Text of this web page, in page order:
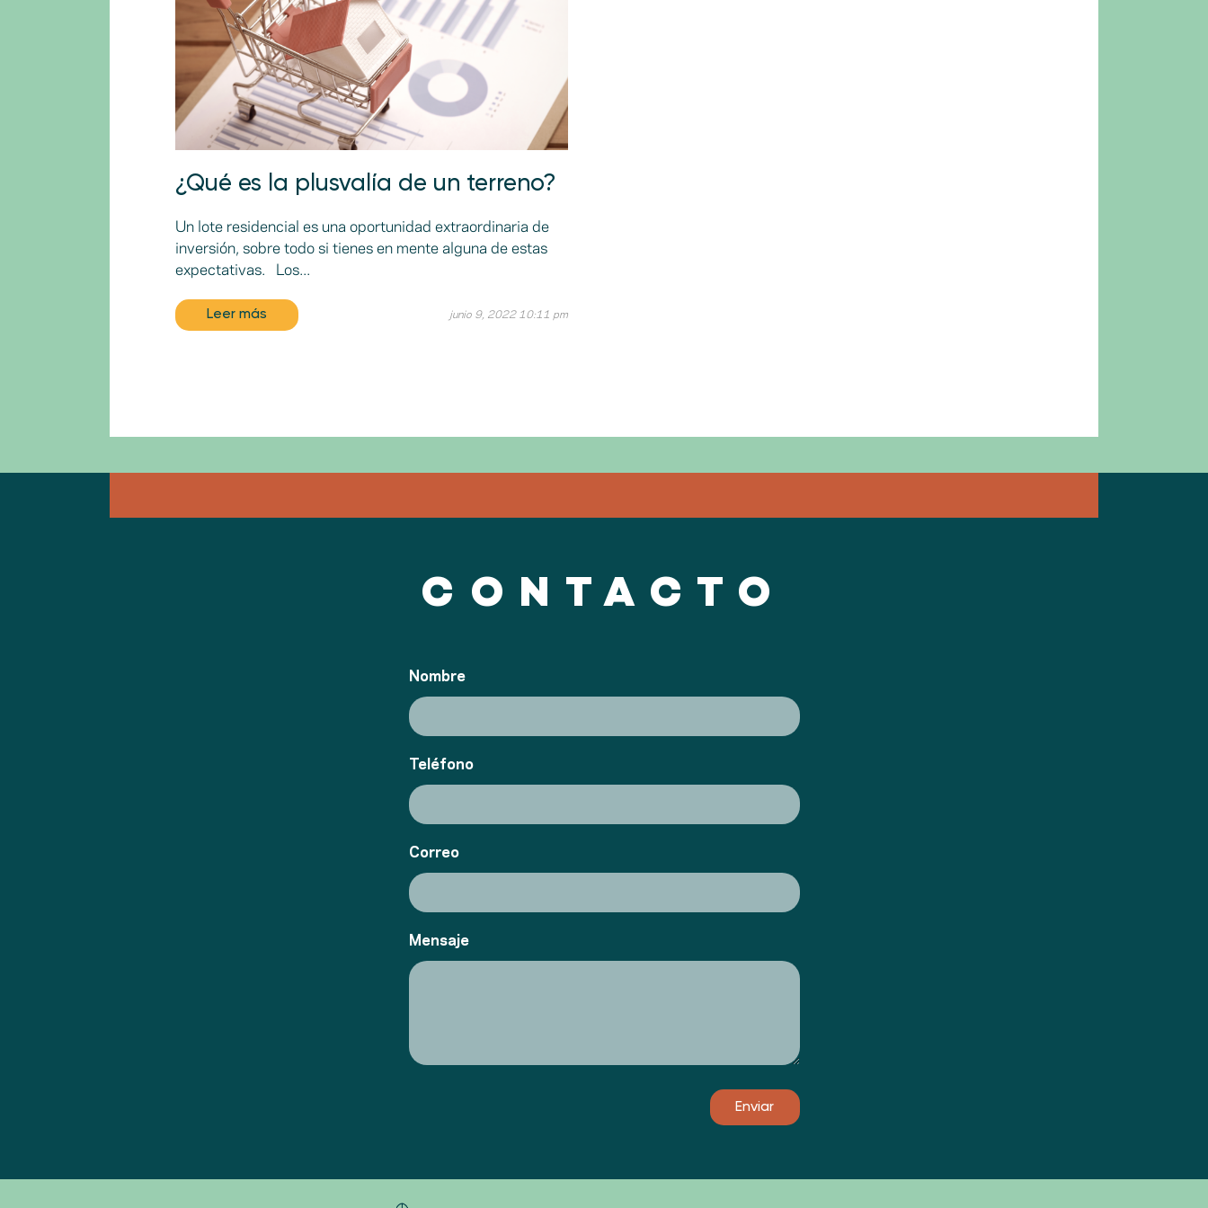
¿Qué es la plusvalía de un terreno?
Un lote residencial es una oportunidad extraordinaria de
inversión, sobre todo si tienes en mente alguna de estas
expectativas. Los...
Leer más junio 9, 2022 10:11 pm
CONTACTO
Nombre
Teléfono
Correo
Mensaje